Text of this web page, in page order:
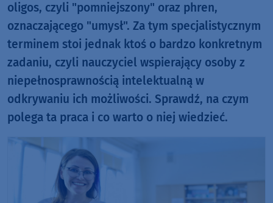
oligos, czyli "pomniejszony" oraz phren,
oznaczającego "umysł". Za tym specjalistycznym
terminem stoi jednak ktoś o bardzo konkretnym
zadaniu, czyli nauczyciel wspierający osoby z
niepełnosprawnością intelektualną w
odkrywaniu ich możliwości. Sprawdź, na czym
polega ta praca i co warto o niej wiedzieć.